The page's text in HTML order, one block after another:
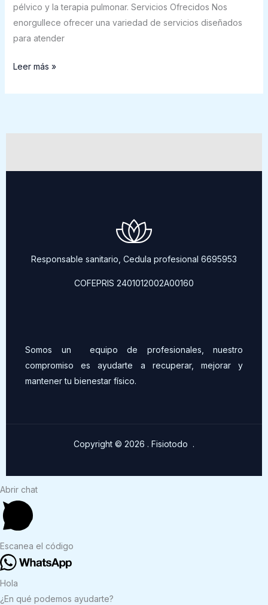
pélvico y la terapia pulmonar. Servicios Ofrecidos Nos
enorgullece ofrecer una variedad de servicios diseñados
para atender
Leer más »
Responsable sanitario, Cedula profesional 6695953
COFEPRIS 2401012002A00160
Somos un equipo de profesionales, nuestro
compromiso es ayudarte a recuperar, mejorar y
mantener tu bienestar físico.
Copyright © 2026 . Fisiotodo .
Abrir chat
Escanea el código
Hola
¿En qué podemos ayudarte?